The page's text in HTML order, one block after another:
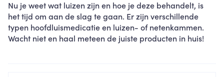
Nu je weet wat luizen zijn en hoe je deze behandelt, is
het tijd om aan de slag te gaan. Er zijn verschillende
typen hoofdluismedicatie en luizen- of netenkammen.
Wacht niet en haal meteen de juiste producten in huis!